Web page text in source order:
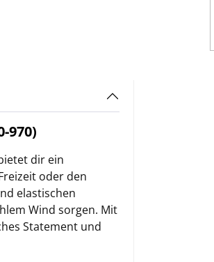
970)
bietet dir ein
oder den
elastischen
Wind sorgen. Mit
Statement und